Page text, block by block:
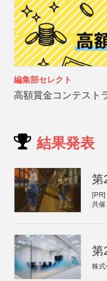
編集部セレクト
高額賞金コンテスト
結果発表
第
[PR]
共催
第
株式